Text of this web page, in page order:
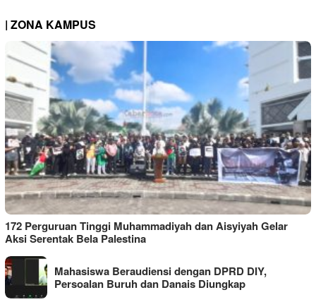
| ZONA KAMPUS
172 Perguruan Tinggi Muhammadiyah dan Aisyiyah Gelar
Aksi Serentak Bela Palestina
Mahasiswa Beraudiensi dengan DPRD DIY,
Persoalan Buruh dan Danais Diungkap